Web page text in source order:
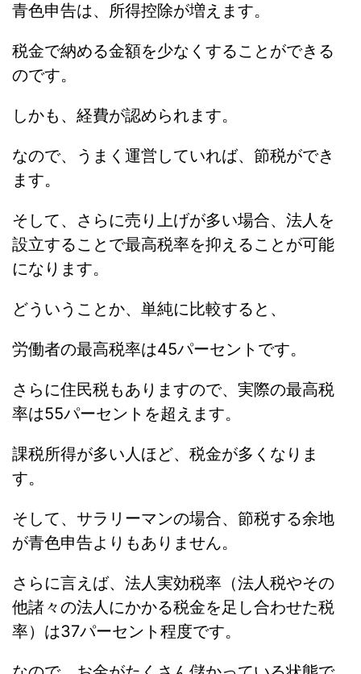
青色申告は、所得控除が増えます。
税金で納める金額を少なくすることができる
のです。
しかも、経費が認められます。
なので、うまく運営していれば、節税ができ
ます。
そして、さらに売り上げが多い場合、法人を
設立することで最高税率を抑えることが可能
になります。
どういうことか、単純に比較すると、
労働者の最高税率は45パーセントです。
さらに住民税もありますので、実際の最高税
率は55パーセントを超えます。
課税所得が多い人ほど、税金が多くなりま
す。
そして、サラリーマンの場合、節税する余地
が青色申告よりもありません。
さらに言えば、法人実効税率（法人税やその
他諸々の法人にかかる税金を足し合わせた税
率）は37パーセント程度です。